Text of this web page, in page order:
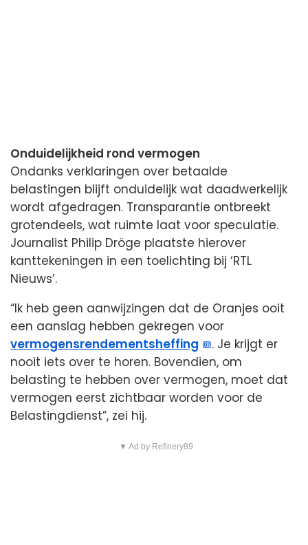
Onduidelijkheid rond vermogen
Ondanks verklaringen over betaalde
belastingen blijft onduidelijk wat daadwerkelijk
wordt afgedragen. Transparantie ontbreekt
grotendeels, wat ruimte laat voor speculatie.
Journalist Philip Dröge plaatste hierover
kanttekeningen in een toelichting bij ‘RTL
Nieuws’.
“Ik heb geen aanwijzingen dat de Oranjes ooit
een aanslag hebben gekregen voor
vermogensrendementsheffing
. Je krijgt er
nooit iets over te horen. Bovendien, om
belasting te hebben over vermogen, moet dat
vermogen eerst zichtbaar worden voor de
Belastingdienst”, zei hij.
▼ Ad by Refinery89